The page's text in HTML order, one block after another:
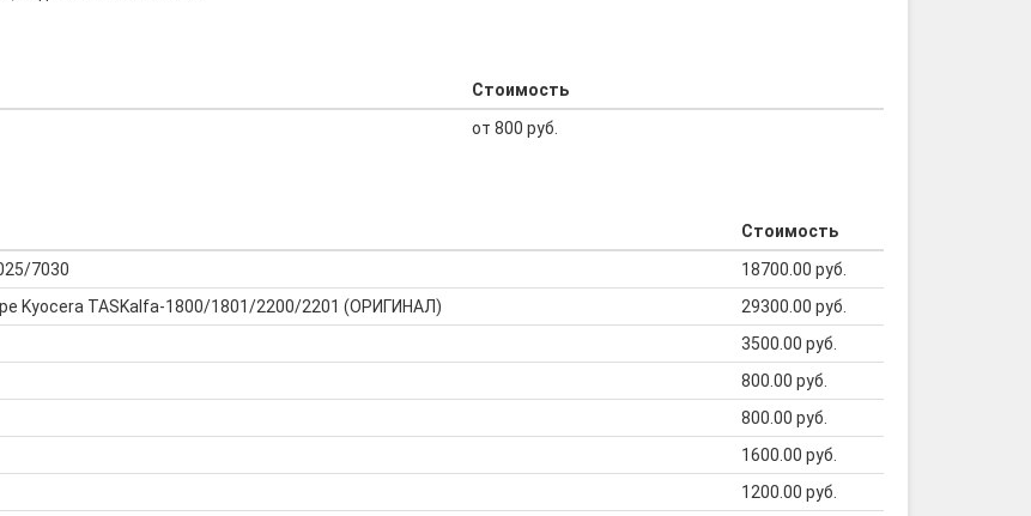
Стоимость
от 800 руб.
Стоимость
7030
18700.00 руб.
Kyocera TASKalfa-1800/1801/2200/2201 (ОРИГИНАЛ)
29300.00 руб.
3500.00 руб.
800.00 руб.
800.00 руб.
1600.00 руб.
1200.00 руб.